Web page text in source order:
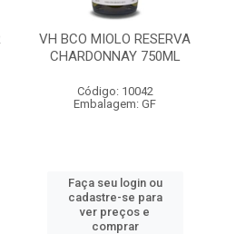
VH BCO MIOLO RESERVA
CHARDONNAY 750ML
Código: 10042
Embalagem: GF
Faça seu login ou
cadastre-se para
ver preços e
comprar